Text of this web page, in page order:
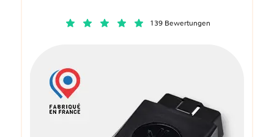
139 Bewertungen